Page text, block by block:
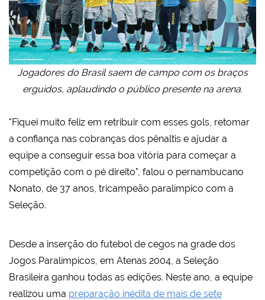
Jogadores do Brasil saem de campo com os braços
erguidos, aplaudindo o público presente na arena.
"Fiquei muito feliz em retribuir com esses gols, retomar
a confiança nas cobranças dos pênaltis e ajudar a
equipe a conseguir essa boa vitória para começar a
competição com o pé direito", falou o pernambucano
Nonato, de 37 anos, tricampeão paralímpico com a
Seleção.
Desde a inserção do futebol de cegos na grade dos
Jogos Paralímpicos, em Atenas 2004, a Seleção
Brasileira ganhou todas as edições. Neste ano, a equipe
realizou uma preparação inédita de mais de sete